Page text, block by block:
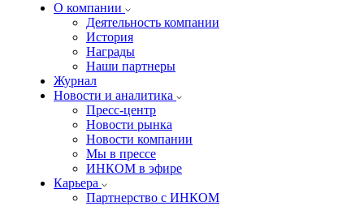
О компании
Деятельность компании
История
Награды
Наши партнеры
Журнал
Новости и аналитика
Пресс-центр
Новости рынка
Новости компании
Мы в прессе
ИНКОМ в эфире
Карьера
Партнерство с ИНКОМ